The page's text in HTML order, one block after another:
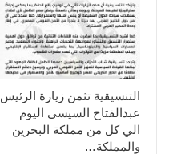
التنسيقية تثمن زيارة الرئيس
عبدالفتاح السيسى اليوم
الي كل من مملكة البحرين
والمملكة…